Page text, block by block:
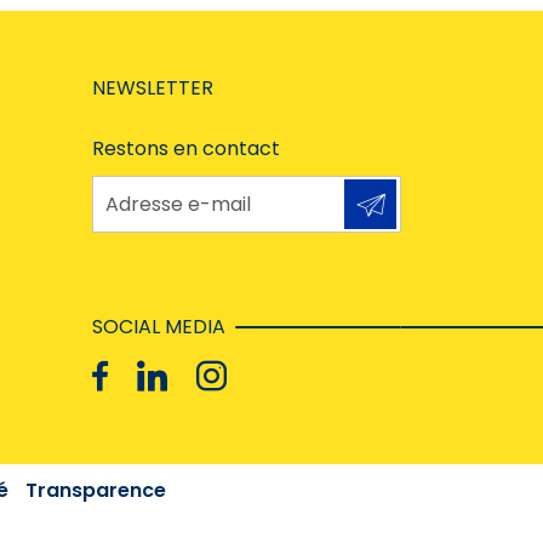
NEWSLETTER
Restons en contact
Adresse e-mail
SOCIAL MEDIA
Transparence